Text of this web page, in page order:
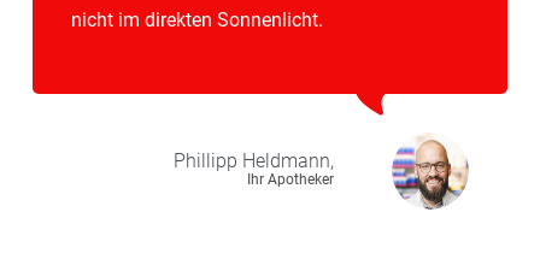
nicht im direkten Sonnenlicht.
Phillipp Heldmann,
Ihr Apotheker